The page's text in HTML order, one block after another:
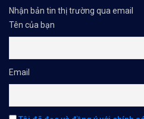
Nhận bản tin thị trường qua email
Tên của bạn
Email